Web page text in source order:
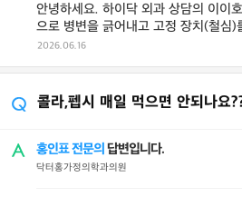
안녕하세요. 하이닥 외과 상담의 이이호입니다. 섬유성
으로 병변을 긁어내고 고정 장치(철심
미한 골 재생이 확인되지 않았 ...
2026.06.16
콜라,펩시 매일 먹으면 안되나요
홍인표 전문의 답변입니다.
닥터홍가정의학과의원